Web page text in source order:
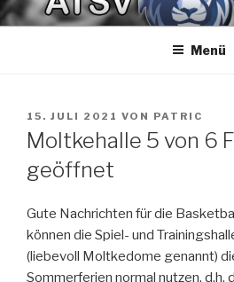
Zum
InhaltATSV LIONS
Spaß am Spiel
Menü
VERÖFFENTLICHT
AM
15. JULI 2021 VON PATRIC
Moltkehalle 5 von 6
geöffnet
Gute Nachrichten für die
können die Spiel- und
(liebevoll Moltkedome genannt)
Sommerferien normal nutzen, d.h.